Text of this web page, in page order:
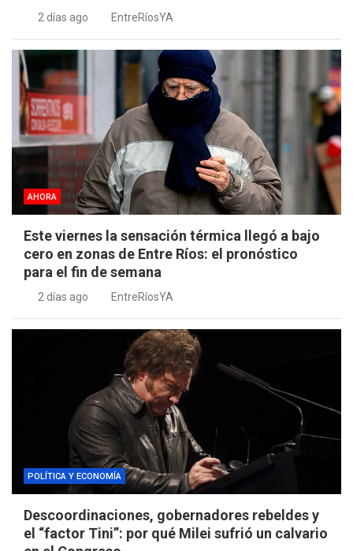
2 días ago EntreRíosYA
AHORA
Este viernes la sensación térmica llegó a bajo
cero en zonas de Entre Ríos: el pronóstico
para el fin de semana
2 días ago EntreRíosYA
POLÍTICA Y ECONOMÍA
Descoordinaciones, gobernadores rebeldes y
el “factor Tini”: por qué Milei sufrió un calvario